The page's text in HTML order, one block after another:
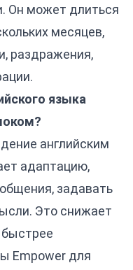
Он может длиться
месяцев,
раздражения,
языка
английским
адаптацию,
задавать
Это снижает
быстрее
Empower для